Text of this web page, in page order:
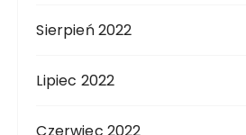
Sierpień 2022
Lipiec 2022